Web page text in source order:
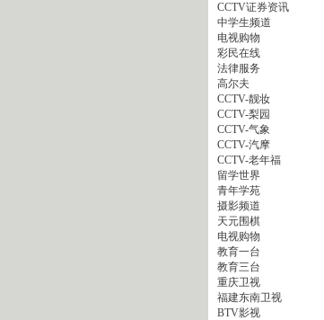
CCTV证券资讯
中学生频道
电视购物
彩民在线
法律服务
高尔夫
CCTV-靓妆
CCTV-梨园
CCTV-气象
CCTV-汽摩
CCTV-老年福
留学世界
青年学苑
摄影频道
天元围棋
电视购物
教育一台
教育三台
重庆卫视
福建东南卫视
BTV影视